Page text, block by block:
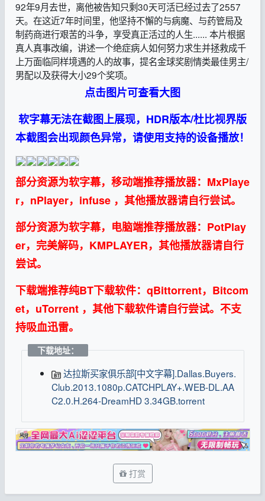
92年9月去世，离他被告知只剩30天可活已经过去了2557
天。在这近7年时间里，他坚持不懈的与病魔、与药管局及
制药商进行艰苦的斗争，享受真正活过的人生...... 本片根据
真人真事改编，讲述一个绝症病人如何努力求生并拯救成千
上万面临同样境遇的人的故事，提名金球奖剧情类最佳男主/
男配以及获得大小29个奖项。
点击图片可查看大图
软字幕无法在截图上展现，HDR版本/杜比视界版
本截图会出现颜色异常，请使用支持的设备播放！
部分资源为软字幕，移动端推荐播放器：MxPlaye
r，nPlayer，infuse ，其他播放器请自行尝试。
部分资源为软字幕，电脑端推荐播放器：PotPlay
er，完美解码，KMPLAYER，其他播放器请自行
尝试。
下载端推荐纯BT下载软件：qBittorrent，Bitcom
et，uTorrent ，其他下载软件请自行尝试。不支
持吸血迅雷。
下载地址：
达拉斯买家俱乐部[中文字幕].Dallas.Buyers.
Club.2013.1080p.CATCHPLAY+.WEB-DL.AA
C2.0.H.264-DreamHD 3.34GB.torrent
打赏